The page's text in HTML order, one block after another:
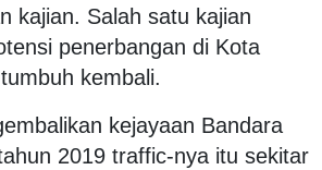
kajian. Salah satu kajian
penerbangan di Kota
kembali.
kejayaan Bandara
2019 traffic-nya itu sekitar